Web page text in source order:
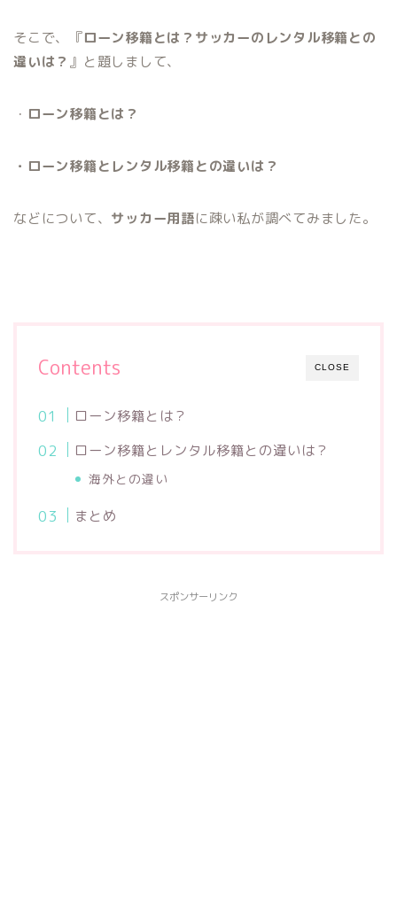
そこで、『ローン移籍とは？サッカーのレンタル移籍との
違いは？ 』と題しまして、
・ ローン移籍とは？
・ローン移籍とレンタル移籍との違いは？
などについて、 サッカー用語に疎い私が調べてみました。
CLOSE
Contents
ローン移籍とは？
ローン移籍とレンタル移籍との違いは？
海外との違い
まとめ
スポンサーリンク